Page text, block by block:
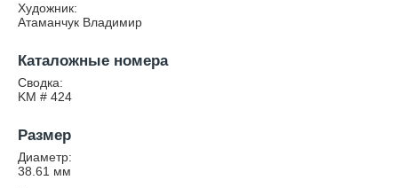
Художник:
Атаманчук Владимир
Каталожные номера
Сводка:
KM # 424
Размер
Диаметр:
38.61 мм